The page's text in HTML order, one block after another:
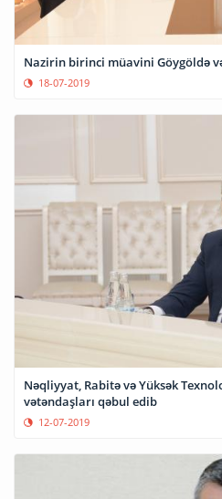
Nazirin birinci müavini Göygöldə
18-07-2019
Nəqliyyat, Rabitə və Yüksək
vətəndaşları qəbul edib
12-07-2019